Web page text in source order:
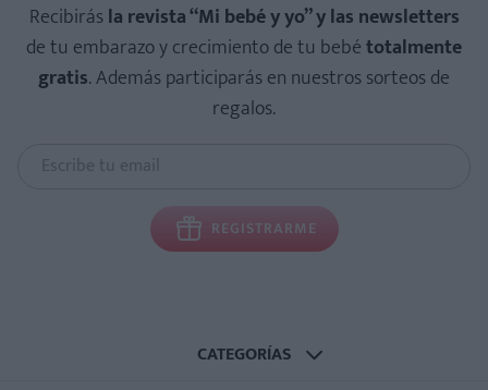
Recibirásla revista “Mi bebé y yo” y las newsletters
de tu embarazo y crecimiento de tu bebétotalmente
gratis. Además participarás en nuestros sorteos de
regalos.
REGISTRARME
CATEGORÍAS